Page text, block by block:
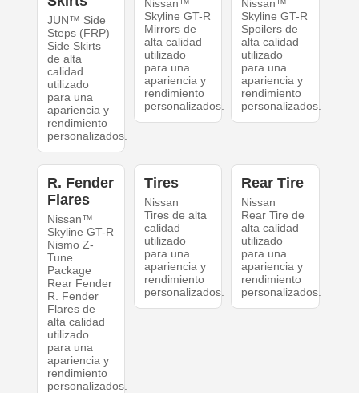
JUN™ Side
Steps (FRP)
Side Skirts
de alta
calidad
utilizado
para una
apariencia y
rendimiento
personalizados.
Nissan™
Skyline GT-R
Mirrors de
alta calidad
utilizado
para una
apariencia y
rendimiento
personalizados.
Nissan™
Skyline GT-R
Spoilers de
alta calidad
utilizado
para una
apariencia y
rendimiento
personalizados.
R. Fender
Flares
Nissan™
Skyline GT-R
Nismo Z-
Tune
Package
Rear Fender
R. Fender
Flares de
alta calidad
utilizado
para una
apariencia y
rendimiento
personalizados.
Tires
Nissan
Tires de alta
calidad
utilizado
para una
apariencia y
rendimiento
personalizados.
Rear Tire
Nissan
Rear Tire de
alta calidad
utilizado
para una
apariencia y
rendimiento
personalizados.